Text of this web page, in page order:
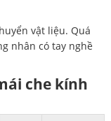
vật liệu. Quá
nhân có tay nghề
che kính